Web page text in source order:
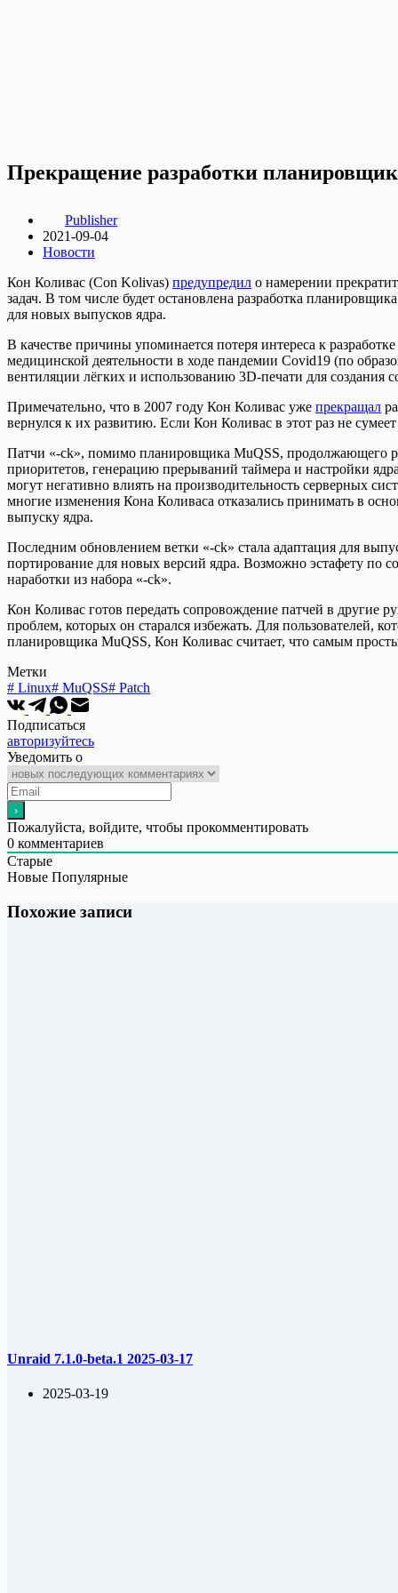
Прекращение разработки
Publisher
2021-09-04
Новости
Кон Коливас (Con Kolivas) предупредил о намерении
задач. В том числе будет остановлена разработка
для новых выпусков ядра.
В качестве причины упоминается потеря интереса к
медицинской деятельности в ходе пандемии Covid19 (по
вентиляции лёгких и использованию 3D-печати для создания
Примечательно, что в 2007 году Кон Коливас уже прекращал
вернулся к их развитию. Если Кон Коливас в этот раз не
Патчи «-ck», помимо планировщика MuQSS, продолжающего
приоритетов, генерацию прерываний таймера и настройки
могут негативно влиять на производительность серверных
многие изменения Кона Коливаса отказались принимать в
выпуску ядра.
Последним обновлением ветки «-ck» стала адаптация для
портирование для новых версий ядра. Возможно эстафету по
наработки из набора «-ck».
Кон Коливас готов передать сопровождение патчей в другие
проблем, которых он старался избежать. Для пользователей,
планировщика MuQSS, Кон Коливас считает, что самым
Метки
# Linux# MuQSS# Patch
Подписаться
авторизуйтесь
Уведомить о
Пожалуйста, войдите, чтобы прокомментировать
0 комментариев
Старые
Новые Популярные
Похожие записи
Unraid 7.1.0-beta.1 2025-03-17
2025-03-19